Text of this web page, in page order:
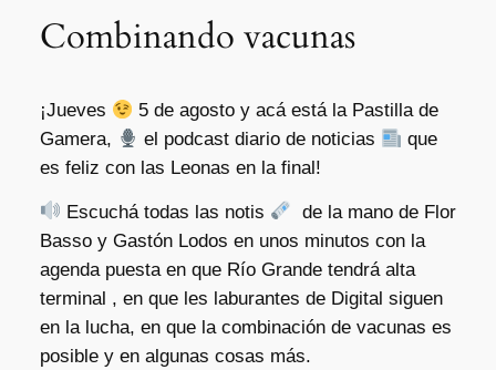
Combinando vacunas
¡Jueves
5 de agosto y acá está la Pastilla de
Gamera,
el podcast diario de noticias
que
es feliz con las Leonas en la final!
Escuchá todas las notis
de la mano de Flor
Basso y Gastón Lodos en unos minutos con la
agenda puesta en que Río Grande tendrá alta
terminal , en que les laburantes de Digital siguen
en la lucha, en que la combinación de vacunas es
posible y en algunas cosas más.